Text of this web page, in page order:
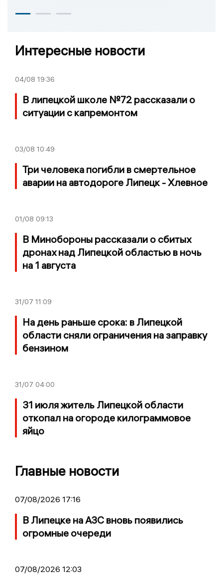
Интересные новости
04/08 19:36
В липецкой школе №72 рассказали о
ситуации с капремонтом
03/08 10:49
Три человека погибли в смертельное
аварии на автодороге Липецк - Хлевное
01/08 09:13
В Минобороны рассказали о сбитых
дронах над Липецкой областью в ночь
на 1 августа
31/07 11:09
На день раньше срока: в Липецкой
области сняли ограничения на заправку
бензином
31/07 04:00
31 июля житель Липецкой области
откопал на огороде килограммовое
яйцо
Главные новости
07/08/2026 17:16
В Липецке на АЗС вновь появились
огромные очереди
07/08/2026 12:03